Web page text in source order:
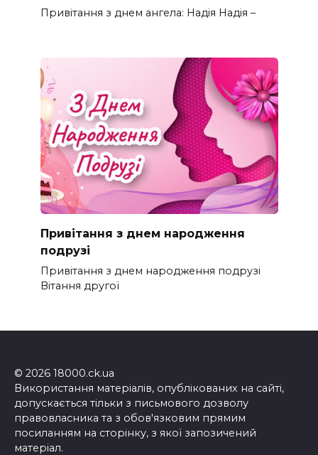
Привітання з днем ангела: Надія Надія –
Привітання з днем народження
подрузі
Привітання з днем народження подрузі
Вітання другої
© 2026 18000.ck.ua
Використання матеріалів, опублікованих на сайті,
допускається тільки з письмового дозволу
правовласника та з обов'язковим прямим
посиланням на сторінку, з якої запозичений
матеріал.